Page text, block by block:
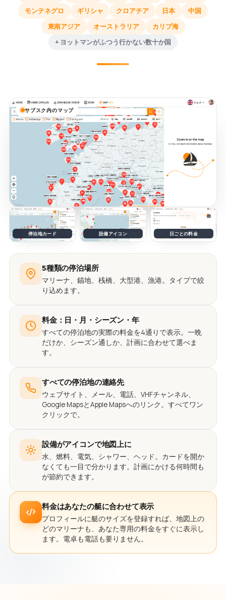
モンテネグロ
ギリシャ クロアチア 日本
中国
東南アジア
オーストラリア
カリブ海
+ ヨットマンがふつう行かない数十か国
サブスク内のマップ
停泊地カード 設備アイコン 日ごとの料金
5種類の停泊場所
マリーナ、錨地、桟橋、大型港、漁港。タイプで絞
り込めます。
料金：日・月・シーズン・年
すべての停泊地の実際の料金を4通りで表示。一晩
だけか、シーズン通しか、計画に合わせて選べま
す。
すべての停泊地の連絡先
ウェブサイト、メール、電話、VHFチャンネル、
Google MapsとApple Mapsへのリンク。すべてワン
クリックで。
設備がアイコンで地図上に
水、燃料、電気、シャワー、ヘッド。カードを開か
なくても一目で分かります。計画にかける何時間も
が節約できます。
料金はあなたの艇に合わせて表示
プロフィールに艇のサイズを登録すれば、地図上の
どのマリーナも、あなた専用の料金をすぐに表示し
ます。電卓も電話も要りません。